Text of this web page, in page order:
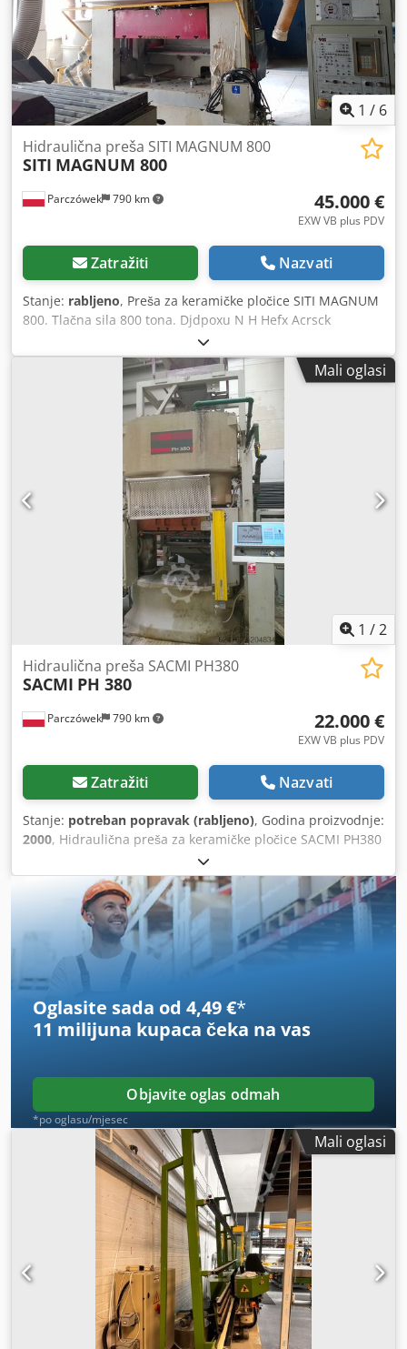
Europe, uključujući Tursku. Cijena bez ambalaže; uvjeti
isporuke: FCA (lokacija stroja). Dcedpfx Ajzmqlhecrsk =====
Tehničke podatke pogledajte u priloženoj brošuri.
Njemački jezik je primarni jezik. Bez ikakvog jamstva,
uključujući potpunost alata i dodatne opreme, kao i
usklađenost s ekološkim i sigurnosnim propisima. Ne
prodajemo privatnim osobama.
1 / 6
Parczówek 790 km
Hidraulična preša SITI MAGNUM 800
SITI MAGNUM 800
45.000 €
EXW VB plus PDV
Zatražiti Nazvati
Stanje: rabljeno, Preša za keramičke pločice SITI MAGNUM
800. Tlačna sila 800 tona. Djdpoxu N H Hefx Acrsck
Mali oglasi
1 /2
Parczówek 790 km
Hidraulična preša SACMI PH380
SACMI PH 380
22.000 €
EXW VB plus PDV
Zatražiti Nazvati
Stanje: potreban popravak (rabljeno), Godina proizvodnje:
2000, Hidraulična preša za keramičke pločice SACMI PH380
– uređaj ima nepotpun sustav upravljanja.
Dcedpfsxvdnbex Acrok
Oglasite sada od 4,49 €*
11 milijuna kupaca čeka na vas
Objavite oglas odmah
*po oglasu/mjesec
Mali oglasi